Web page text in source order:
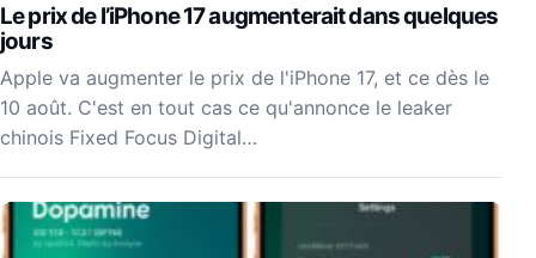
Le prix de l’iPhone 17 augmenterait dans quelques
jours
Apple va augmenter le prix de l'iPhone 17, et ce dès le
10 août. C'est en tout cas ce qu'annonce le leaker
chinois Fixed Focus Digital…